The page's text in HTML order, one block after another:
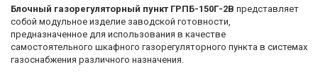
Блочный газорегуляторный пункт ГРПБ-150Г-2В представляет
собой модульное изделие заводской готовности,
предназначенное для использования в качестве
самостоятельного шкафного газорегуляторного пункта в системах
газоснабжения различного назначения.